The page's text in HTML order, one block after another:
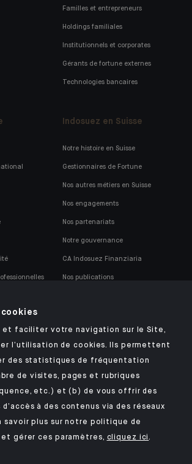
Familles et entrepreneurs
Holdings familiales
Institutionnels et corporates
Gérants de fortune externes
Technologies bancaires
Indosuez en Suisse
Notre histoire en Suisse
Gestionnaires de Fortune
Nos autres métiers en Suisse
Nos engagements
Nos partenariats
Notre gouvernance
CA Indosuez Finanziaria
Nos publications
mobile Indosuez
et faciliter votre navigation sur le Site,
l’utilisation de cookies. Ils permettent
des statistiques de fréquentation
de visites, pages et rubriques
etc.) et (b) de vous offrir des
à des contenus via des réseaux
savoir plus sur notre politique de
gérer ces paramètres, cliquez ici.